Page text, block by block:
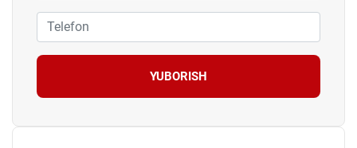
YUBORISH